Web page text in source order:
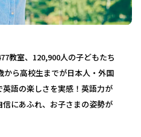
教室、120,900人の子どもたち
ら高校生までが日本人・外国
語の楽しさを実感！英語力が
にあふれ、お子さまの姿勢が